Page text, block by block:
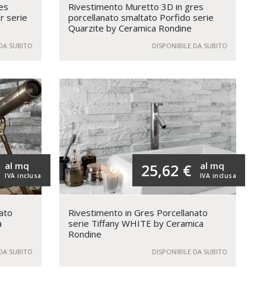
serie
SUBITO
Rivestimento Muretto 3D in gres
porcellanato smaltato Porfido serie
Quarzite by Ceramica Rondine
DISPONIBILE DA SUBITO
IVA inclusa
al mq
SUBITO
25,62 € IVA inclusa
al mq
Rivestimento in Gres Porcellanato
serie Tiffany WHITE by Ceramica
Rondine
DISPONIBILE DA SUBITO